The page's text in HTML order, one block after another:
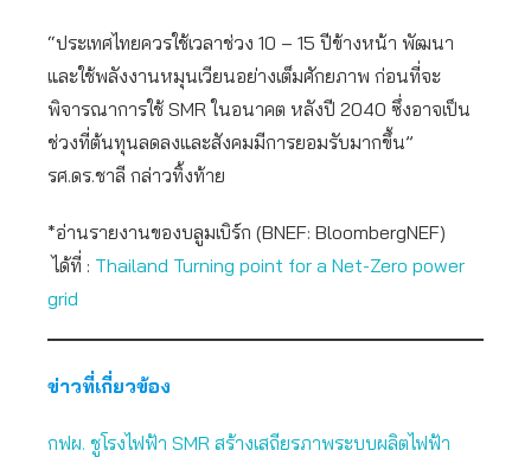
“ประเทศไทยควรใช้เวลาช่วง 10 – 15 ปีข้างหน้า พัฒนา
และใช้พลังงานหมุนเวียนอย่างเต็มศักยภาพ ก่อนที่จะ
พิจารณาการใช้ SMR ในอนาคต หลังปี 2040 ซึ่งอาจเป็น
ช่วงที่ต้นทุนลดลงและสังคมมีการยอมรับมากขึ้น”
รศ.ดร.ชาลี กล่าวทิ้งท้าย
*อ่านรายงานของบลูมเบิร์ก (BNEF: BloombergNEF)
ได้ที่ : Thailand Turning point for a Net-Zero power
grid
ข่าวที่เกี่ยวข้อง
กฟผ. ชูโรงไฟฟ้า SMR สร้างเสถียรภาพระบบผลิตไฟฟ้า